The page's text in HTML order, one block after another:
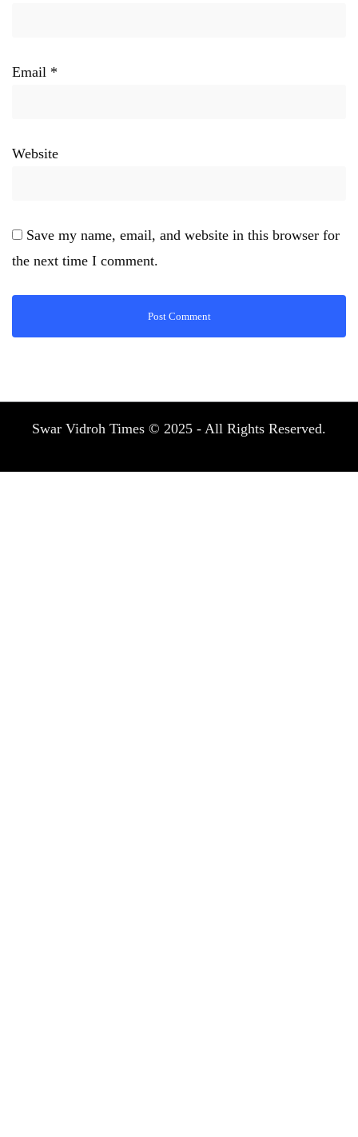
Email *
Website
Save my name, email, and website in this browser for
the next time I comment.
Swar Vidroh Times © 2025 - All Rights Reserved.